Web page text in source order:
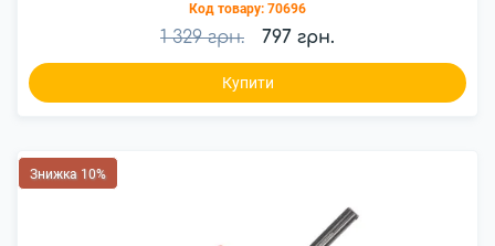
Код товару: 70696
1 329 грн. 797 грн.
Купити
Знижка 10%